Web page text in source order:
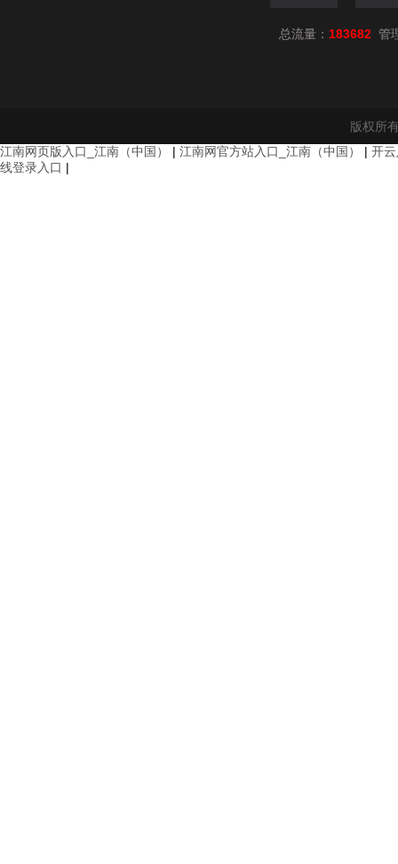
总流量： 183682 管
版权所
江南网页版入口_江南（中国）
| 江南网官方站入口_江南（中国） | 开
线登录入口 |